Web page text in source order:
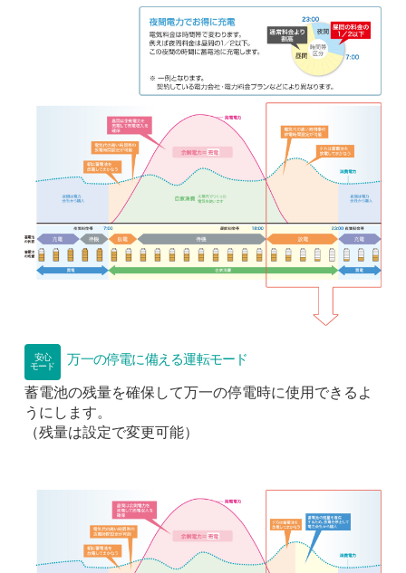
安心
モード
万一の停電に備える運転モード
蓄電池の残量を確保して万一の停電時に使用できるよ
うにします。
（残量は設定で変更可能）